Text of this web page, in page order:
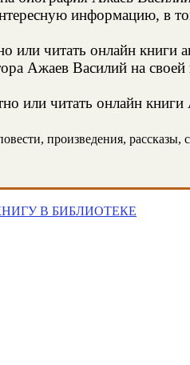
информацию, в
или читать онлайн книги
Ажаев Василий на своей
или читать онлайн
произведения, рассказы,
В БИБЛИОТЕКЕ